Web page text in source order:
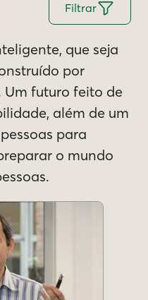
Filtrar
que seja
por
Um futuro feito de
além de um
para
o mundo